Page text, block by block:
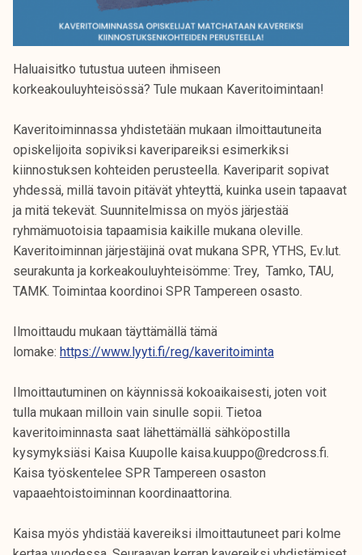
Haluaisitko tutustua uuteen ihmiseen
korkeakouluyhteisössä? Tule mukaan Kaveritoimintaan!
Kaveritoiminnassa yhdistetään mukaan ilmoittautuneita
opiskelijoita sopiviksi kaveripareiksi esimerkiksi
kiinnostuksen kohteiden perusteella. Kaveriparit sopivat
yhdessä, millä tavoin pitävät yhteyttä, kuinka usein tapaavat
ja mitä tekevät. Suunnitelmissa on myös järjestää
ryhmämuotoisia tapaamisia kaikille mukana oleville.
Kaveritoiminnan järjestäjinä ovat mukana SPR, YTHS, Ev.lut.
seurakunta ja korkeakouluyhteisömme: Trey, Tamko, TAU,
TAMK. Toimintaa koordinoi SPR Tampereen osasto.
Ilmoittaudu mukaan täyttämällä tämä
lomake: https://www.lyyti.fi/reg/kaveritoiminta
Ilmoittautuminen on käynnissä kokoaikaisesti, joten voit
tulla mukaan milloin vain sinulle sopii. Tietoa
kaveritoiminnasta saat lähettämällä sähköpostilla
kysymyksiäsi Kaisa Kuupolle kaisa.kuuppo@redcross.fi.
Kaisa työskentelee SPR Tampereen osaston
vapaaehtoistoiminnan koordinaattorina.
Kaisa myös yhdistää kavereiksi ilmoittautuneet pari kolme